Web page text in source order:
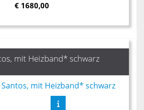
€ 1680,00
mit Heizband* schwarz